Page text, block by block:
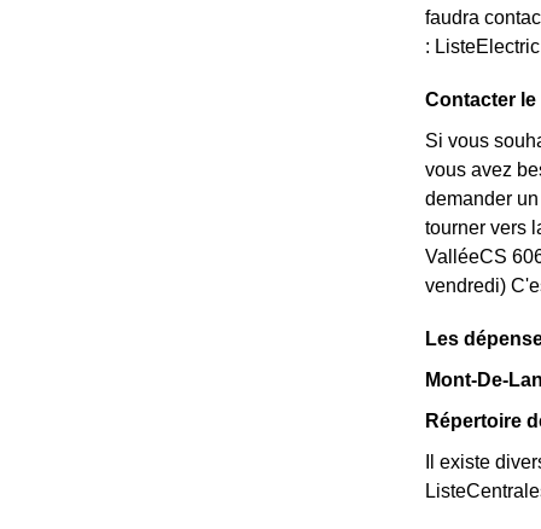
faudra
:
Contacter
Si vous
vous avez
demander
tourner vers
ValléeCS
vendredi)
Les
Mont-De-
Répertoire
Il existe